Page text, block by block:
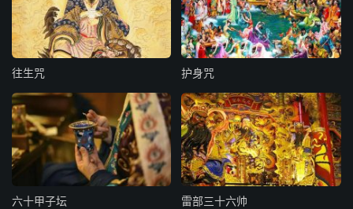
若镜，不将不逆， 应而不藏，故能胜物而不伤。
南海之帝为儵北海之帝为忽，中央之帝为浑沌。儵与忽时相
与遇于 浑沌之地，浑沌待之甚善。儵与忽谋报浑沌之德，
曰：“人皆有七窍 以视听食息此独无有，尝试凿之。”日凿一
窍，七日而浑沌死。
往生咒 护身咒
六十甲子坛 雷部三十六帅